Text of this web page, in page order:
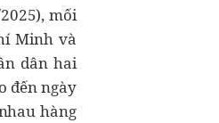
mối
Minh và
dân hai
đến ngày
hàng